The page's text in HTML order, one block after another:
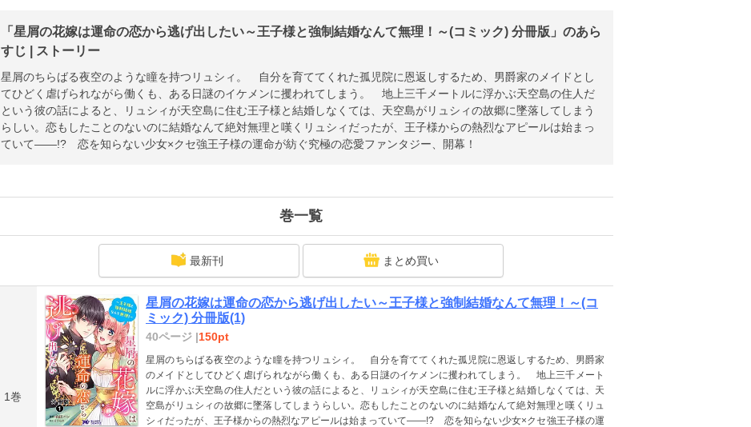
「星屑の花嫁は運命の恋から逃げ出したい～王子様と強制結婚なんて無理！～(コミック) 分冊版」のあら
すじ | ストーリー
星屑のちらばる夜空のような瞳を持つリュシィ。 自分を育ててくれた孤児院に恩返しするため、男爵家のメイドとし
てひどく虐げられながら働くも、ある日謎のイケメンに攫われてしまう。 地上三千メートルに浮かぶ天空島の住人だ
という彼の話によると、リュシィが天空島に住む王子様と結婚しなくては、天空島がリュシィの故郷に墜落してしまう
らしい。恋もしたことのないのに結婚なんて絶対無理と嘆くリュシィだったが、王子様からの熱烈なアピールは始まっ
ていて――!? 恋を知らない少女×クセ強王子様の運命が紡ぐ究極の恋愛ファンタジー、開幕！
巻一覧
最新刊 まとめ買い
1巻
星屑の花嫁は運命の恋から逃げ出したい～王子様と強制結婚なんて無理！～(コ
ミック) 分冊版(1)
40ページ |150pt
星屑のちらばる夜空のような瞳を持つリュシィ。 自分を育ててくれた孤児院に恩返しするため、男爵家
のメイドとしてひどく虐げられながら働くも、ある日謎のイケメンに攫われてしまう。 地上三千メート
ルに浮かぶ天空島の住人だという彼の話によると、リュシィが天空島に住む王子様と結婚しなくては、天
空島がリュシィの故郷に墜落してしまうらしい。恋もしたことのないのに結婚なんて絶対無理と嘆くリュ
シィだったが、王子様からの熱烈なアピールは始まっていて――!? 恋を知らない少女×クセ強王子様の運